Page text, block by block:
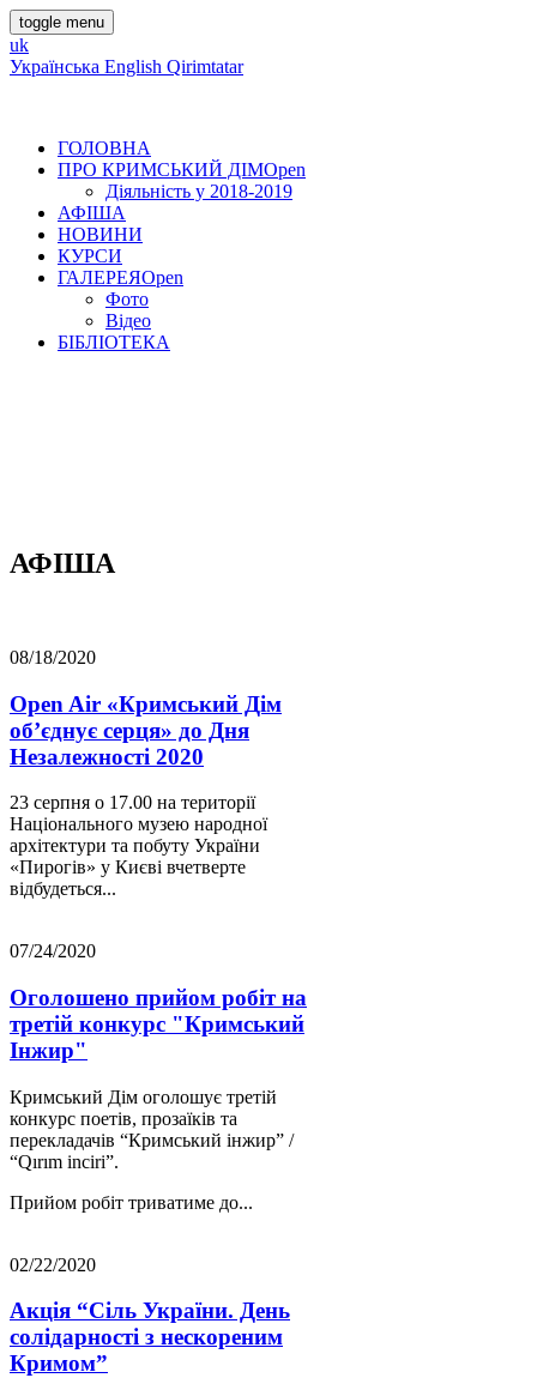
toggle menu
uk
Українська English Qirimtatar
ГОЛОВНА
ПРО КРИМСЬКИЙ ДІМOpen
Діяльність у 2018-2019
АФІША
НОВИНИ
КУРСИ
ГАЛЕРЕЯOpen
Фото
Відео
БІБЛІОТЕКА
АФІША
08/18/2020
Open Air «Кримський Дім
об’єднує серця» до Дня
Незалежності 2020
23 серпня о 17.00 на території
Національного музею народної
архітектури та побуту України
«Пирогів» у Києві вчетверте
відбудеться...
07/24/2020
Оголошено прийом робіт на
третій конкурс "Кримський
Інжир"
Кримський Дім оголошує третій
конкурс поетів, прозаїків та
перекладачів “Кримський інжир” /
“Qırım inciri”.
Прийом робіт триватиме до...
02/22/2020
Акція “Сіль України. День
солідарності з нескореним
Кримом”